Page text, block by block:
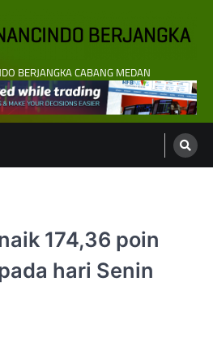
BERJANGKA CABANG MEDAN
174,36 poin
hari Senin